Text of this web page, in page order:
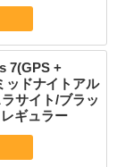
7(GPS +
ッドナイトアル
サイト/ブラッ
ギュラー